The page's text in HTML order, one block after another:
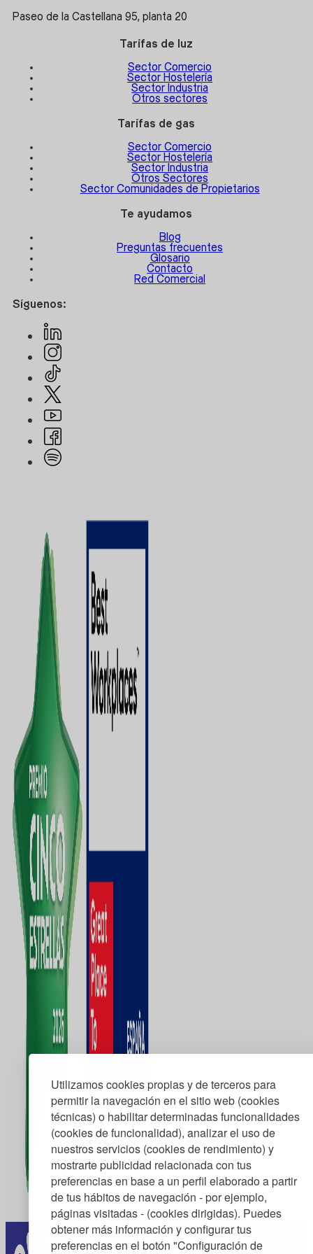
Utilizamos cookies propias y de terceros para
permitir la navegación en el sitio web (cookies
técnicas) o habilitar determinadas funcionalidades
(cookies de funcionalidad), analizar el uso de
nuestros servicios (cookies de rendimiento) y
mostrarte publicidad relacionada con tus
preferencias en base a un perfil elaborado a partir
de tus hábitos de navegación - por ejemplo,
páginas visitadas - (cookies dirigidas). Puedes
obtener más información y configurar tus
preferencias en el botón "Configuración de
Paseo de la Castellana 95, planta 20
Tarifas de luz
Sector Comercio
Sector Hostelería
Sector Industria
Otros sectores
Tarifas de gas
Sector Comercio
Sector Hostelería
Sector Industria
Otros Sectores
Sector Comunidades de Propietarios
Te ayudamos
Blog
Preguntas frecuentes
Glosario
Contacto
Red Comercial
Síguenos: